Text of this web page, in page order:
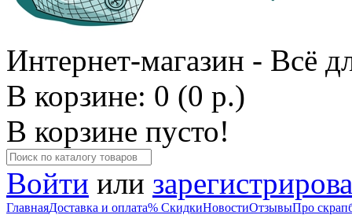
Интернет-магазин - Всё
В корзине: 0 (0 р.)
В корзине пусто!
Войти или
ГлавнаяДоставка и оплата% СкидкиНовостиОтзывыПро